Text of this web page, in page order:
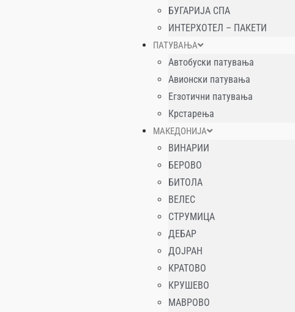
БУГАРИЈА СПА
ИНТЕРХОТЕЛ – ПАКЕТИ
ПАТУВАЊА
Автобуски патувања
Авионски патувања
Егзотични патувања
Крстарења
МАКЕДОНИЈА
ВИНАРИИ
БЕРОВО
БИТОЛА
ВЕЛЕС
СТРУМИЦА
ДЕБАР
ДОЈРАН
КРАТОВО
КРУШЕВО
МАВРОВО